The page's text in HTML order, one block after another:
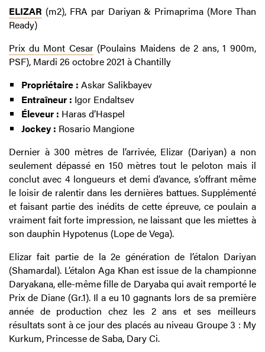
ELIZAR (m2), FRA par Dariyan & Primaprima (More Than
Ready)
Prix du Mont Cesar(Poulains Maidens de 2 ans, 1 900m,
PSF), Mardi 26 octobre 2021 à Chantilly
Propriétaire : Askar Salikbayev
Entraîneur : Igor Endaltsev
Éleveur : Haras d’Haspel
Jockey : Rosario Mangione
Dernier à 300 mètres de l’arrivée, Elizar (Dariyan) a non
seulement dépassé en 150 mètres tout le peloton mais il
conclut avec 4 longueurs et demi d’avance, s’offrant même
le loisir de ralentir dans les dernières battues. Supplémenté
et faisant partie des inédits de cette épreuve, ce poulain a
vraiment fait forte impression, ne laissant que les miettes à
son dauphin Hypotenus (Lope de Vega).
Elizar fait partie de la 2e génération de l’étalon Dariyan
(Shamardal). L’étalon Aga Khan est issue de la championne
Daryakana, elle-même fille de Daryaba qui avait remporté le
Prix de Diane (Gr.1). Il a eu 10 gagnants lors de sa première
année de production chez les 2 ans et ses meilleurs
résultats sont à ce jour des placés au niveau Groupe 3 : My
Kurkum, Princesse de Saba, Dary Ci.